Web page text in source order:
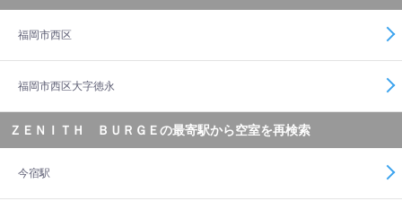
福岡市西区
福岡市西区大字徳永
ＺＥＮＩＴＨ ＢＵＲＧＥの最寄駅から空室を再検索
今宿駅